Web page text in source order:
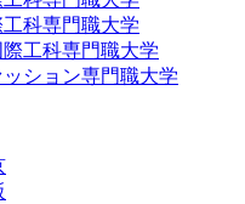
科専門職大学
工科専門職大学
ッション専門職大学